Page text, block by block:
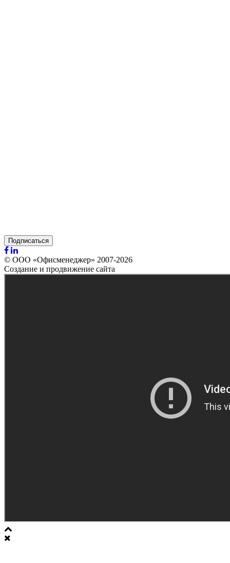
Подписаться
© ООО «Офисменеджер» 2007-2026
Создание и продвижение сайта